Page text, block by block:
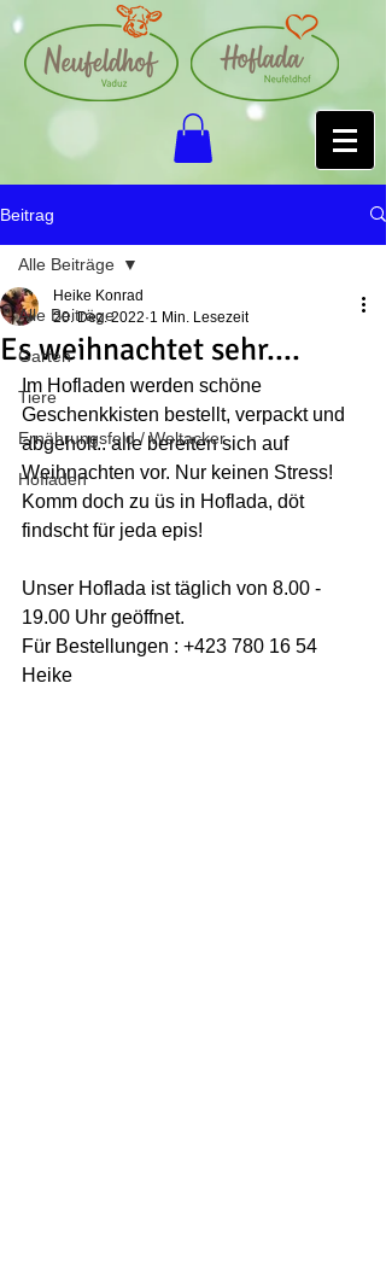
Beitrag
Alle Beiträge
Garten
Tiere
Ernährungsfeld / Weltacker
Hofladen
Alle Beiträge
Es weihnachtet sehr....
Heike Konrad
20. Dez. 2022 1 Min. Lesezeit
Im Hofladen werden schöne
Geschenkkisten bestellt, verpackt und
abgeholt.. alle bereiten sich auf
Weihnachten vor. Nur keinen Stress!
Komm doch zu üs in Hoflada, döt
findscht für jeda epis!
Unser Hoflada ist täglich von 8.00 -
19.00 Uhr geöffnet.
Für Bestellungen : +423 780 16 54
Heike